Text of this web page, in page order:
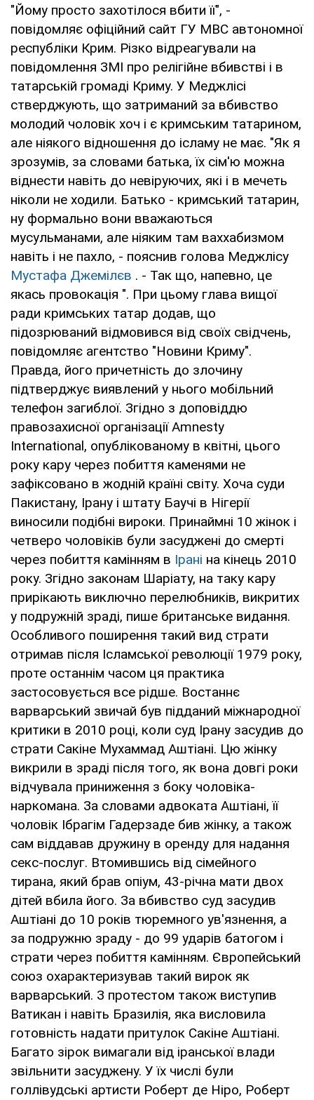
"Йому просто захотілося вбити її", -
повідомляє офіційний сайт ГУ МВС автономної
республіки Крим. Різко відреагували на
повідомлення ЗМІ про релігійне вбивстві і в
татарській громаді Криму. У Меджлісі
стверджують, що затриманий за вбивство
молодий чоловік хоч і є кримським татарином,
але ніякого відношення до ісламу не має. "Як я
зрозумів, за словами батька, їх сім'ю можна
віднести навіть до невіруючих, які і в мечеть
ніколи не ходили. Батько - кримський татарин,
ну формально вони вважаються
мусульманами, але ніяким там ваххабизмом
навіть і не пахло, - пояснив голова Меджлісу
Мустафа Джемілєв . - Так що, напевно, це
якась провокація ". При цьому глава вищої
ради кримських татар додав, що
підозрюваний відмовився від своїх свідчень,
повідомляє агентство "Новини Криму".
Правда, його причетність до злочину
підтверджує виявлений у нього мобільний
телефон загиблої. Згідно з доповіддю
правозахисної організації Amnesty
International, опублікованому в квітні, цього
року кару через побиття каменями не
зафіксовано в жодній країні світу. Хоча суди
Пакистану, Ірану і штату Баучі в Нігерії
виносили подібні вироки. Принаймні 10 жінок і
четверо чоловіків були засуджені до смерті
через побиття камінням в Ірані на кінець 2010
року. Згідно законам Шаріату, на таку кару
прирікають виключно перелюбників, викритих
у подружній зраді, пише британське видання.
Особливого поширення такий вид страти
отримав після Ісламської революції 1979 року,
проте останнім часом ця практика
застосовується все рідше. Востаннє
варварський звичай був підданий міжнародної
критики в 2010 році, коли суд Ірану засудив до
страти Сакіне Мухаммад Аштіані. Цю жінку
викрили в зраді після того, як вона довгі роки
відчувала приниження з боку чоловіка-
наркомана. За словами адвоката Аштіані, її
чоловік Ібрагім Гадерзаде бив жінку, а також
сам віддавав дружину в оренду для надання
секс-послуг. Втомившись від сімейного
тирана, який брав опіум, 43-річна мати двох
дітей вбила його. За вбивство суд засудив
Аштіані до 10 років тюремного ув'язнення, а
за подружню зраду - до 99 ударів батогом і
страти через побиття камінням. Європейський
союз охарактеризував такий вирок як
варварський. З протестом також виступив
Ватикан і навіть Бразилія, яка висловила
готовність надати притулок Сакіне Аштіані.
Багато зірок вимагали від іранської влади
звільнити засуджену. У їх числі були
голлівудські артисти Роберт де Ніро, Роберт